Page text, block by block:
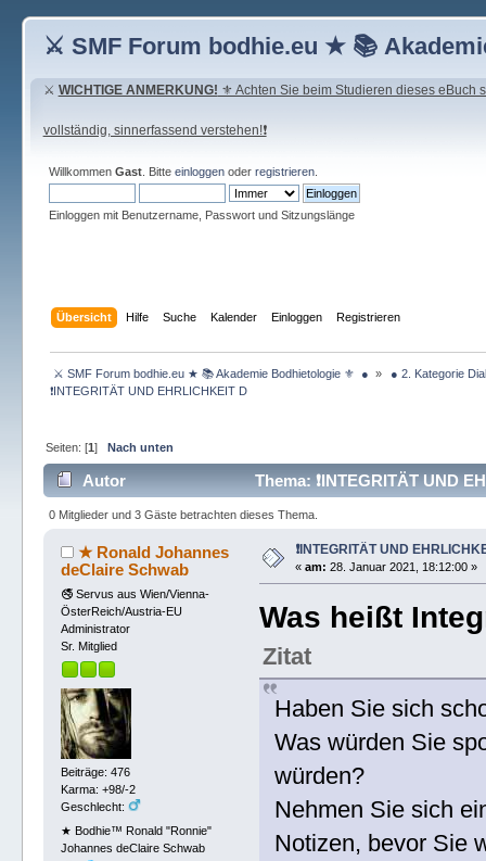
⚔ SMF Forum bodhie.eu ★ 📚
⚔ WICHTIGE ANMERKUNG! ⚜ Achten Sie beim Studieren dieses eBuch
vollständig, sinnerfassend verstehen!❗
Willkommen Gast. Bitte einloggenoder registrieren.
Einloggen mit Benutzername, Passwort und Sitzungslänge
Übersicht Hilfe Suche Kalender Einloggen Registrieren
⚔ SMF Forum bodhie.eu ★ 📚 Akademie Bodhietologie ⚜  ● »
● 2. Kategorie
❗INTEGRITÄT UND EHRLICHKEIT D
Seiten: [1] Nach unten
Autor Thema: ❗INTEGRITÄT UND
0 Mitglieder und 3 Gäste betrachten dieses Thema.
★ Ronald Johannes
deClaire Schwab
🚭 Servus aus Wien/Vienna-
ÖsterReich/Austria-EU
Administrator
Sr. Mitglied
Beiträge: 476
Karma: +98/-2
Geschlecht:
★ Bodhie™ Ronald "Ronnie"
Johannes deClaire Schwab
❗INTEGRITÄT UND
« am: 28. Januar 2021, 18:12:00 »
Was heißt
Zitat
Haben Sie sich
Was würden Sie
würden?
Nehmen Sie sich
Notizen, bevor Sie